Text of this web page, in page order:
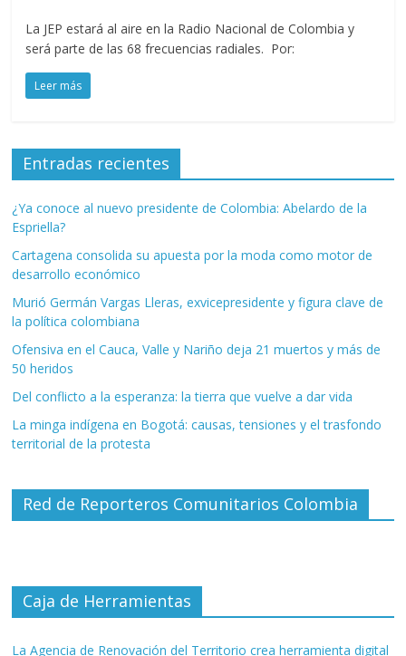
La JEP estará al aire en la Radio Nacional de Colombia y
será parte de las 68 frecuencias radiales. Por:
Leer más
Entradas recientes
¿Ya conoce al nuevo presidente de Colombia: Abelardo de la
Espriella?
Cartagena consolida su apuesta por la moda como motor de
desarrollo económico
Murió Germán Vargas Lleras, exvicepresidente y figura clave de
la política colombiana
Ofensiva en el Cauca, Valle y Nariño deja 21 muertos y más de
50 heridos
Del conflicto a la esperanza: la tierra que vuelve a dar vida
La minga indígena en Bogotá: causas, tensiones y el trasfondo
territorial de la protesta
Red de Reporteros Comunitarios Colombia
Caja de Herramientas
La Agencia de Renovación del Territorio crea herramienta digital